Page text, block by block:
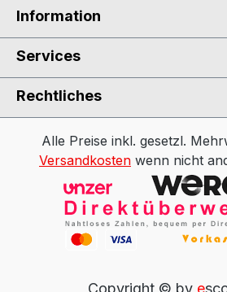
Information
Services
Rechtliches
Alle Preise inkl. gesetzl.
Versandkosten wenn nicht